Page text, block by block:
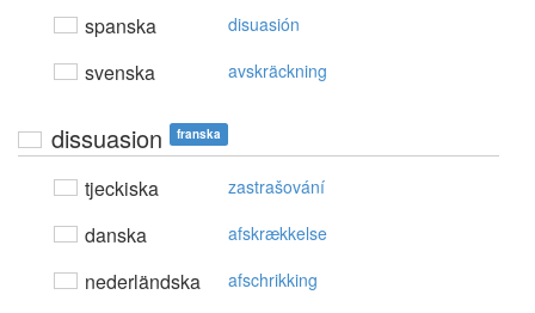
spanska disuasión
svenska avskräckning
dissuasion franska
tjeckiska zastrašování
danska afskrækkelse
nederländska afschrikking